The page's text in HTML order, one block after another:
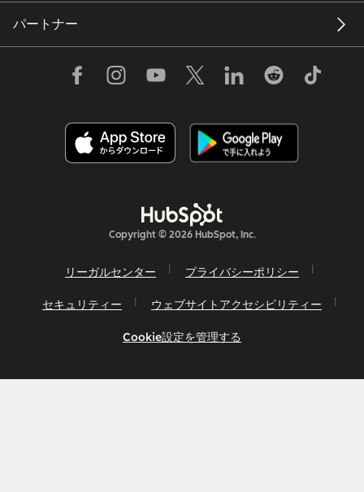
パートナー
Copyright © 2026 HubSpot, Inc.
リーガルセンター プライバシーポリシー
セキュリティー ウェブサイトアクセシビリティー
Cookie設定を管理する